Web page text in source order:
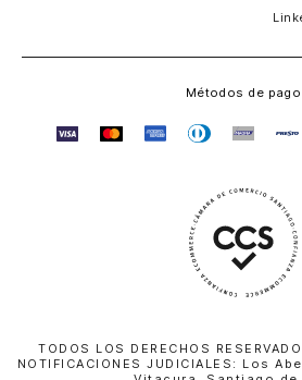
Métodos de pago
TODOS LOS DERECHOS
NOTIFICACIONES JUDICIALES: Los